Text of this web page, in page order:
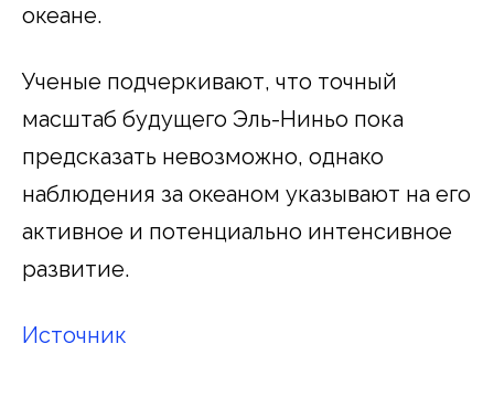
океане.
Ученые подчеркивают, что точный
масштаб будущего Эль-Ниньо пока
предсказать невозможно, однако
наблюдения за океаном указывают на его
активное и потенциально интенсивное
развитие.
Источник